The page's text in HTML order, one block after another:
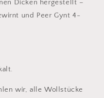
Dicken hergestellt –
und Peer Gynt 4-
wir, alle Wollstücke